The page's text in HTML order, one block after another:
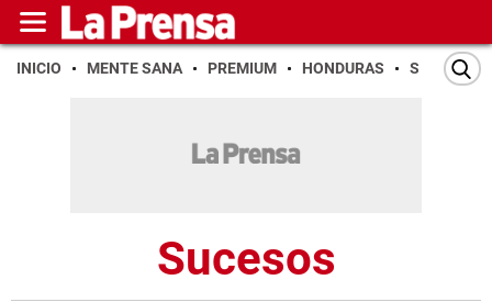
INICIO MENTE SANA PREMIUM HONDURAS SAN PEDRO
Sucesos